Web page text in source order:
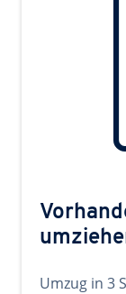
Umzug in 3